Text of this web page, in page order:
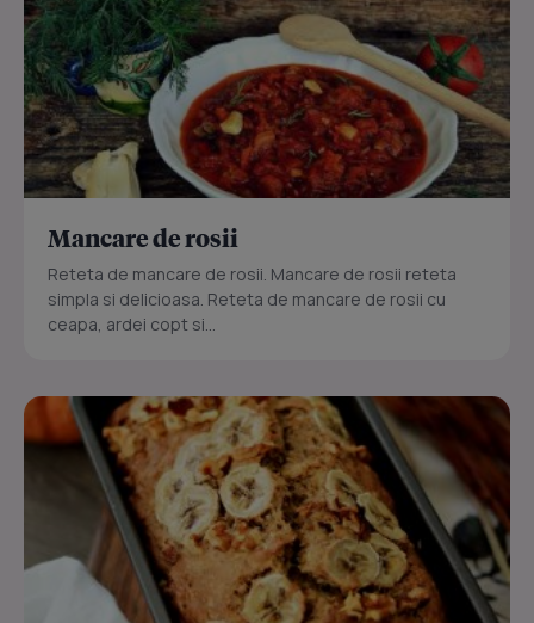
Mancare de rosii
Reteta de mancare de rosii. Mancare de rosii reteta
simpla si delicioasa. Reteta de mancare de rosii cu
ceapa, ardei copt si...